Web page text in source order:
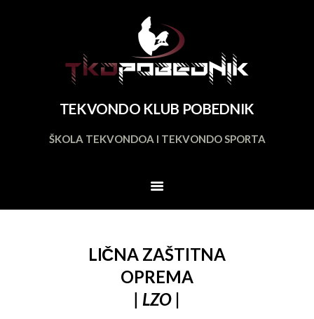
TEKVONDO KLUB POBEDNIK
ŠKOLA TEKVONDOA I TEKVONDO SPORTA
TKDPOBEDNIK
Tekvondo Klub
NASLOVNA
KONTAKT
DOKUMENTI
LIČNA ZAŠTITNA
OPREMA
| LZO|